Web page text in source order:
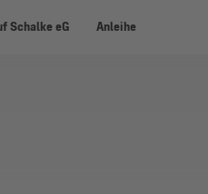
Schalke eG Anleihe